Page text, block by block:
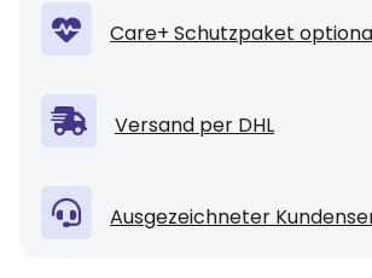
Care+ Schutzpaket
Versand per DHL
Ausgezeichneter